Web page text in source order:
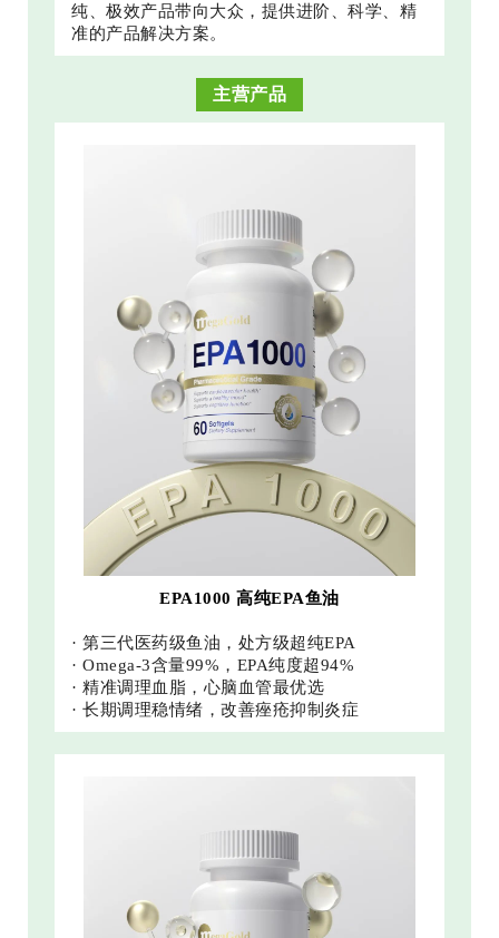
纯、极效产品带向大众，提供进阶、科学、精
准的产品解决方案。
主营产品
EPA1000 高纯EPA鱼油
· 第三代医药级鱼油，处方级超纯EPA
· Omega-3含量99%，EPA纯度超94%
· 精准调理血脂，心脑血管最优选
· 长期调理稳情绪，改善痤疮抑制炎症